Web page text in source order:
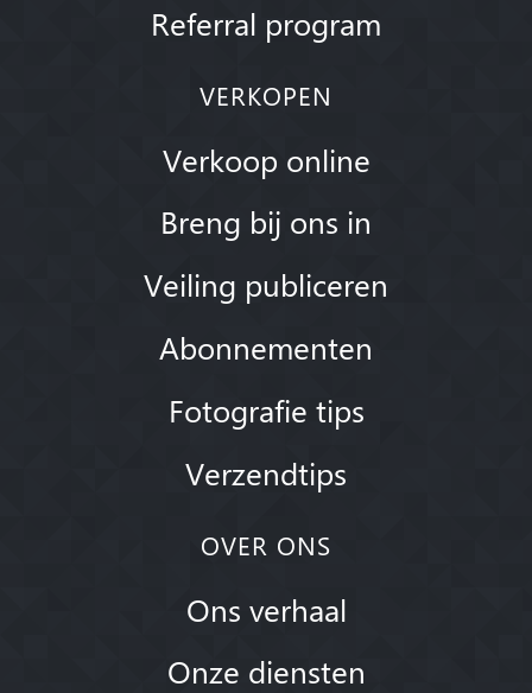
Referral program
VERKOPEN
Verkoop online
Breng bij ons in
Veiling publiceren
Abonnementen
Fotografie tips
Verzendtips
OVER ONS
Ons verhaal
Onze diensten